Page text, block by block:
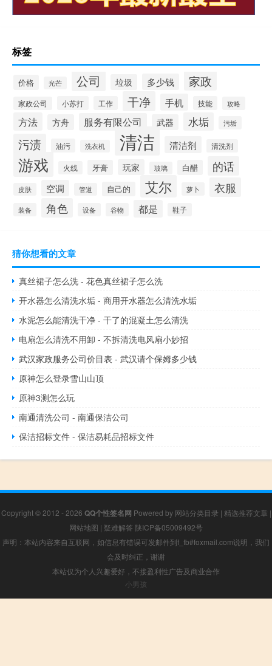
标签
价格 光芒 公司 垃圾 多少钱 家政
家政公司 小苏打 工作 干净 手机 技能 攻略
方法 方舟 服务有限公司 武器 水垢 污垢
污渍 油污 洗衣机 清洁 清洁剂 清洗剂
游戏 火线 牙膏 玩家 玻璃 白醋 的话
皮肤 空调 管道 自己的 艾尔 萝卜 衣服
装备 角色 设备 谷物 都是 鞋子
猜你想看的文章
真丝裙子怎么洗 - 花色真丝裙子怎么洗
开水器怎么清洗水垢 - 商用开水器怎么清洗水垢
水泥怎么能清洗干净 - 干了的混凝土怎么清洗
电扇怎么清洗不用卸 - 不拆清洗电风扇小妙招
武汉家政服务公司价目表 - 武汉请个保姆多少钱
原神怎么登录雪山山顶
原神3测怎么玩
南通清洗公司 - 南通保洁公司
保洁招标文件 - 保洁易耗品招标文件
Copyright © 2012 - 2026 QQ个性签名网 Powered by 网站分类目录 | 精选推荐文章 |
网站地图 | 疑难解答 陕ICP备05009492号
声明：本站内容来自互联网，如信息有错误可发邮件到f_fb#foxmail.com说明，我们
会及时纠正，谢谢
本站仅为个人兴趣爱好，不接盈利性广告及商业合作
小男孩